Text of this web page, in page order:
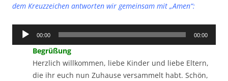
dem Kreuzzeichen antworten wir gemeinsam mit „Amen“:
Audio-
00:00 00:00
Begrüßung
Herzlich willkommen, liebe Kinder und liebe Eltern,
die ihr euch nun Zuhause versammelt habt. Schön,